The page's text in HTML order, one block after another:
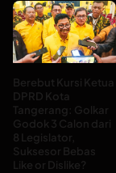
Berebut Kursi Ketua
DPRD Kota
Tangerang: Golkar
Godok 3 Calon dari
8 Legislator,
Suksesor Bebas
Like or Dislike?